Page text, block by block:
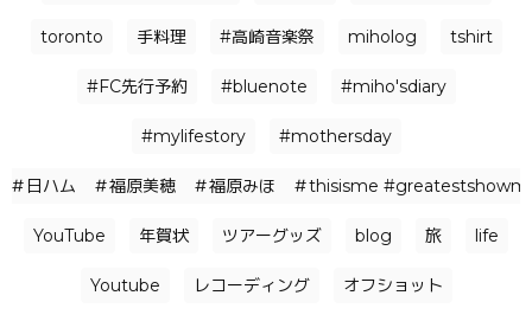
toronto 手料理 #高崎音楽祭 miholog tshirt
#FC先行予約 #bluenote #miho'sdiary
#mylifestory #mothersday
＃日ハム ＃福原美穂 ＃福原みほ ＃thisisme
YouTube 年賀状 ツアーグッズ blog 旅 life
Youtube レコーディング オフショット